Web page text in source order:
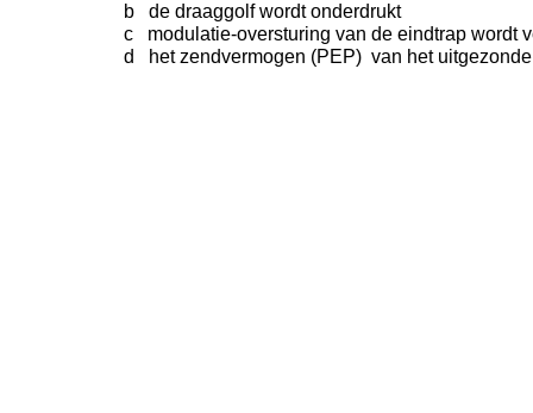
b de draaggolf wordt onderdrukt
c modulatie-oversturing van de eindtrap wordt
d het zendvermogen (PEP) van het